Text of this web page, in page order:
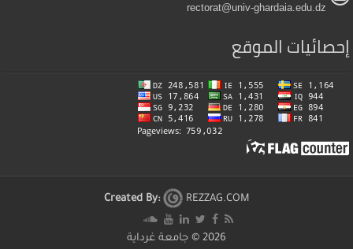
rectorat@univ-ghardaia.edu.dz
إحصائيات الموقع
Created By: REZZAG.COM
2026 © جامعة غرداية